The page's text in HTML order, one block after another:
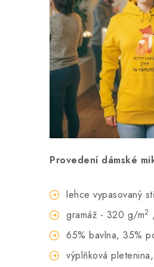
Provedení dámské
lehce vypasovaný
gramáž - 320 g/m2
65% bavlna, 35%
výplňková